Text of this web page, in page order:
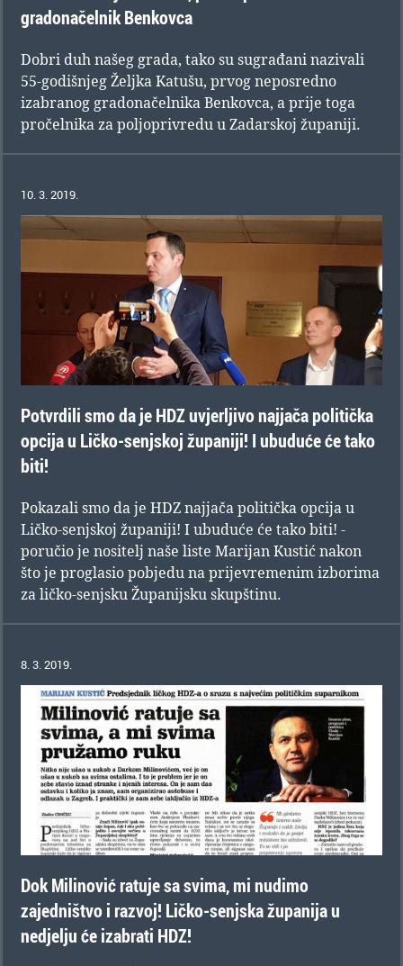
gradonačelnik Benkovca
Dobri duh našeg grada, tako su sugrađani nazivali
55-godišnjeg Željka Katušu, prvog neposredno
izabranog gradonačelnika Benkovca, a prije toga
pročelnika za poljoprivredu u Zadarskoj županiji.
10. 3. 2019.
Potvrdili smo da je HDZ uvjerljivo najjača politička
opcija u Ličko-senjskoj županiji! I ubuduće će tako
biti!
Pokazali smo da je HDZ najjača politička opcija u
Ličko-senjskoj županiji! I ubuduće će tako biti! -
poručio je nositelj naše liste Marijan Kustić nakon
što je proglasio pobjedu na prijevremenim izborima
za ličko-senjsku Županijsku skupštinu.
8. 3. 2019.
Dok Milinović ratuje sa svima, mi nudimo
zajedništvo i razvoj! Ličko-senjska županija u
nedjelju će izabrati HDZ!